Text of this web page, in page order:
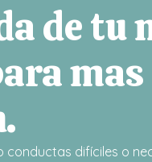
de tu
mas
difíciles o